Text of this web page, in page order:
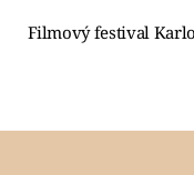
Filmový festival